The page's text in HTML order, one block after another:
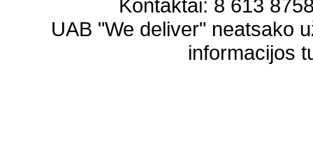
Kontaktai: 8 613
UAB "We deliver" neatsako
informacijos